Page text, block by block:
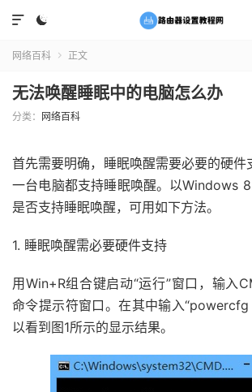


网络百科  正文
无法唤醒睡眠中的电脑怎么办
分类： 网络百科
首先需要明确，睡眠唤醒需要必要的硬件
一台电脑都支持睡眠唤醒。以Windows
是否支持睡眠唤醒，可用如下方法。
1. 睡眠唤醒需必要硬件支持
用Win+R组合键启动“运行”窗口，输入
命令提示符窗口。在其中输入
以看到图1所示的显示结果。